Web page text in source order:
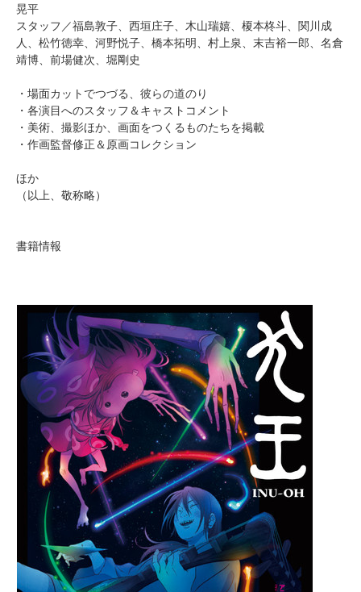
晃平
スタッフ／福島敦子、西垣庄子、木山瑞嬉、榎本柊斗、関川成
人、松竹徳幸、河野悦子、橋本拓明、村上泉、末吉裕一郎、名倉
靖博、前場健次、堀剛史
・場面カットでつづる、彼らの道のり
・各演目へのスタッフ＆キャストコメント
・美術、撮影ほか、画面をつくるものたちを掲載
・作画監督修正＆原画コレクション
ほか
（以上、敬称略）
書籍情報